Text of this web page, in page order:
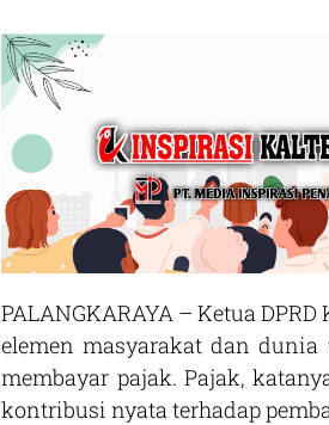
PALANGKARAYA – Ketua
elemen masyarakat dan
membayar pajak. Pajak,
kontribusi nyata terhadap